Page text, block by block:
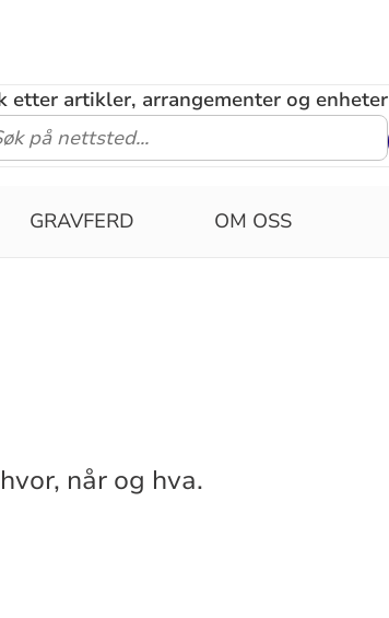
etter artikler, arrangementer og enheter
GRAVFERD OM OSS
når og hva.